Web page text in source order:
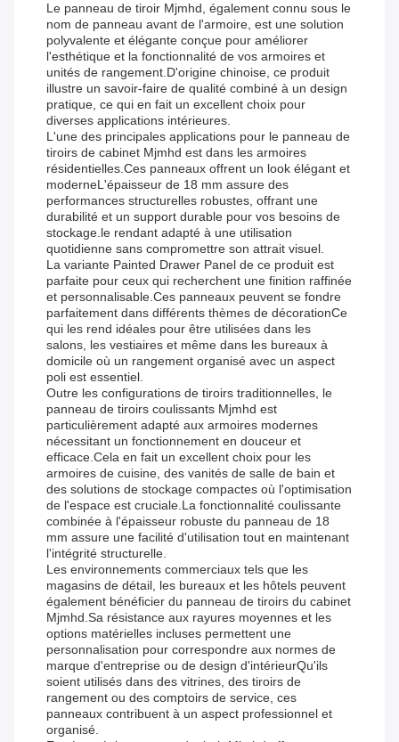
Le panneau de tiroir Mjmhd, également connu sous le
nom de panneau avant de l'armoire, est une solution
polyvalente et élégante conçue pour améliorer
l'esthétique et la fonctionnalité de vos armoires et
unités de rangement.D'origine chinoise, ce produit
illustre un savoir-faire de qualité combiné à un design
pratique, ce qui en fait un excellent choix pour
diverses applications intérieures.
L'une des principales applications pour le panneau de
tiroirs de cabinet Mjmhd est dans les armoires
résidentielles.Ces panneaux offrent un look élégant et
moderneL'épaisseur de 18 mm assure des
performances structurelles robustes, offrant une
durabilité et un support durable pour vos besoins de
stockage.le rendant adapté à une utilisation
quotidienne sans compromettre son attrait visuel.
La variante Painted Drawer Panel de ce produit est
parfaite pour ceux qui recherchent une finition raffinée
et personnalisable.Ces panneaux peuvent se fondre
parfaitement dans différents thèmes de décorationCe
qui les rend idéales pour être utilisées dans les
salons, les vestiaires et même dans les bureaux à
domicile où un rangement organisé avec un aspect
poli est essentiel.
Outre les configurations de tiroirs traditionnelles, le
panneau de tiroirs coulissants Mjmhd est
particulièrement adapté aux armoires modernes
nécessitant un fonctionnement en douceur et
efficace.Cela en fait un excellent choix pour les
armoires de cuisine, des vanités de salle de bain et
des solutions de stockage compactes où l'optimisation
de l'espace est cruciale.La fonctionnalité coulissante
combinée à l'épaisseur robuste du panneau de 18
mm assure une facilité d'utilisation tout en maintenant
l'intégrité structurelle.
Les environnements commerciaux tels que les
magasins de détail, les bureaux et les hôtels peuvent
également bénéficier du panneau de tiroirs du cabinet
Mjmhd.Sa résistance aux rayures moyennes et les
options matérielles incluses permettent une
personnalisation pour correspondre aux normes de
marque d'entreprise ou de design d'intérieurQu'ils
soient utilisés dans des vitrines, des tiroirs de
rangement ou des comptoirs de service, ces
panneaux contribuent à un aspect professionnel et
organisé.